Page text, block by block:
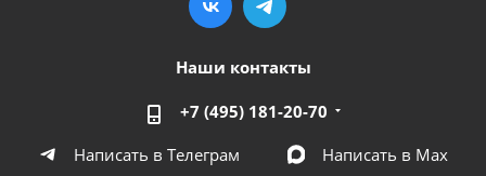
Наши контакты
+7 (495) 181-20-70
Написать в Телеграм
Написать в Мах